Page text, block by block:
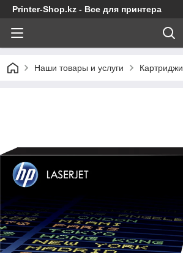
Printer-Shop.kz - Все для принтера
Наши товары и услуги Картриджи